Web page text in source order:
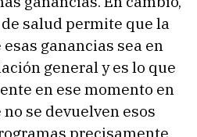
salud permite que la
ganancias sea en
general y es lo que
en ese momento en
se devuelven esos
precisamente